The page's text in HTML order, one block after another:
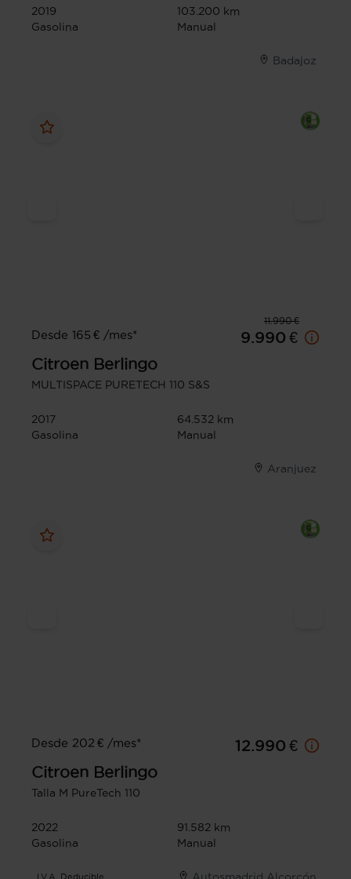
2019
103.200 km
Gasolina
Manual
Badajoz
11.990 €
Desde 165 € /mes*
9.990 €
Citroen Berlingo
MULTISPACE PURETECH 110 S&S
2017
64.532 km
Gasolina
Manual
Aranjuez
Desde 202 € /mes*
12.990 €
Citroen Berlingo
Talla M PureTech 110
2022
91.582 km
Gasolina
Manual
I.V.A. Deducible